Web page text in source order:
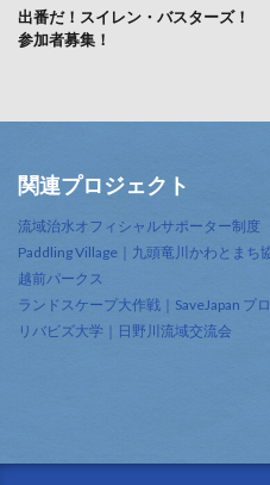
出番だ！スイレン・バスターズ！
参加者募集！
関連プロジェクト
流域治水オフィシャルサポーター制度
Paddling Village｜九頭竜川かわとまち
越前パークス
ランドスケープ大作戦｜SaveJapan プ
リバビズ大学｜日野川流域交流会